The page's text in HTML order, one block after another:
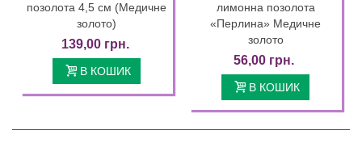
позолота 4,5 см (Медичне
золото)
139,00 грн.
В КОШИК
лимонна позолота
«Перлина» Медичне
золото
56,00 грн.
В КОШИК